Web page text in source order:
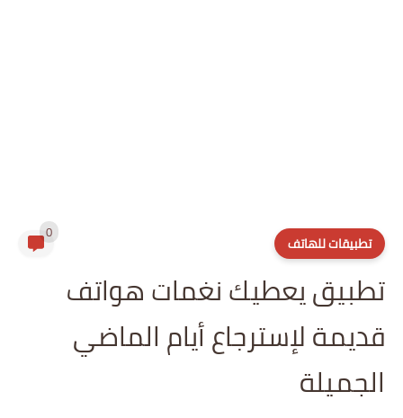
تطبيقات للهاتف 0
تطبيق يعطيك نغمات هواتف
قديمة لإسترجاع أيام الماضي
الجميلة